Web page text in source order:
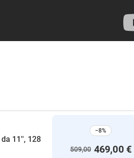
11'', 128
−8%
509,00 469,00 €